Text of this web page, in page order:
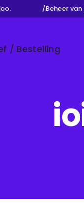
Beheer van
/ Bestelling